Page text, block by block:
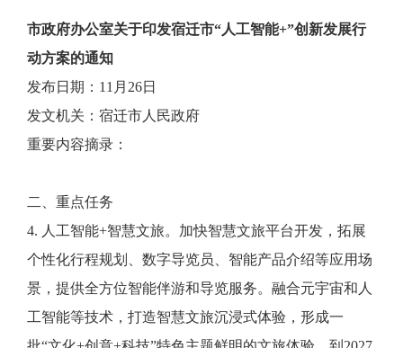
市政府办公室关于印发宿迁市“人工智能+”创新发展行
动方案的通知
发布日期：11月26日
发文机关：宿迁市人民政府
重要内容摘录：
二、重点任务
4. 人工智能+智慧文旅。加快智慧文旅平台开发，拓展
个性化行程规划、数字导览员、智能产品介绍等应用场
景，提供全方位智能伴游和导览服务。融合元宇宙和人
工智能等技术，打造智慧文旅沉浸式体验，形成一